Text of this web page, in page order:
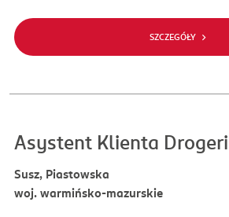
SZCZEGÓŁY
Asystent Klienta
Susz, Piastowska
woj. warmińsko-mazurskie